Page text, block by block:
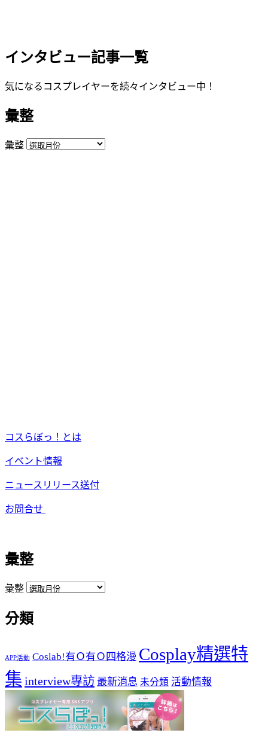
インタビュー記事一覧
気になるコスプレイヤーを続々インタビュー中！
彙整
彙整
コスらぼっ！とは
イベント情報
ニュースリリース送付
お問合せ
彙整
彙整
分類
APP活動 Coslab!有Ｏ有Ｏ四格漫 Cosplay精選特
集 interview專訪 最新消息 未分類 活動情報